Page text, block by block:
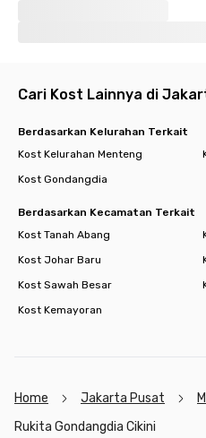
Cari Kost Lainnya di
Berdasarkan Kelurahan Terkait
Kost Kelurahan Menteng
Kost Gondangdia
Berdasarkan Kecamatan Terkait
Kost Tanah Abang
Kost Johar Baru
Kost Sawah Besar
Kost Kemayoran
Home Jakarta Pusat
Rukita Gondangdia Cikini